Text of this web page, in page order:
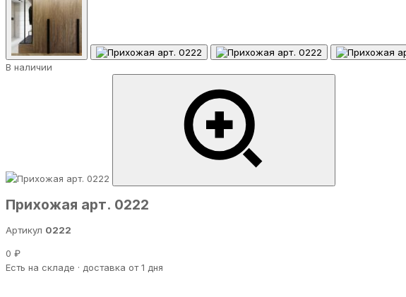
В наличии
Прихожая арт. 0222
Артикул 0222
0 ₽
Есть на складе · доставка от 1 дня